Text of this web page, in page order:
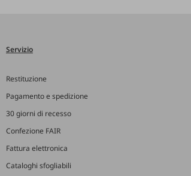
Servizio
Restituzione
Pagamento e spedizione
30 giorni di recesso
Confezione FAIR
Fattura elettronica
Cataloghi sfogliabili